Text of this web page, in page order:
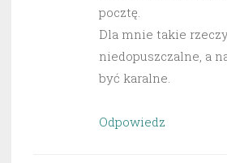
pocztę.
Dla mnie takie
niedopuszczalne, a
być karalne.
Odpowiedz